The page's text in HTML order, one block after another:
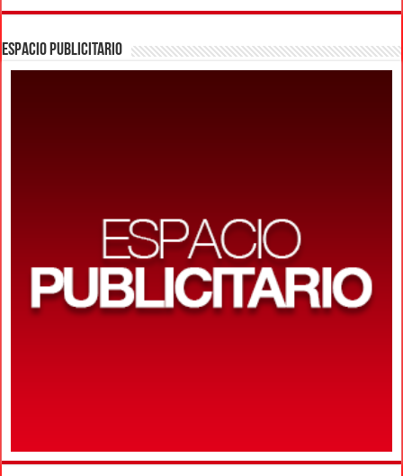
ESPACIO PUBLICITARIO